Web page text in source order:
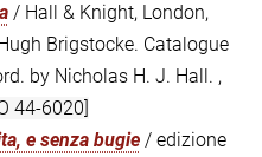
/ Hall & Knight, London,
Brigstocke. Catalogue
by Nicholas H. J. Hall. ,
44-6020]
e senza bugie / edizione